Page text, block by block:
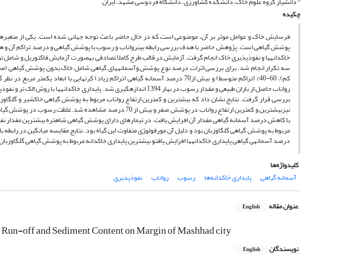
چکیده
فرسایش خاک و عوامل موثر بر آن، موضوعی است که در حال حاضر باعث توجه جهانی شده است. یکی از
پوشش گیاهی است. پژوهش حاضر با هدف بررسی رابطه بینرواناب و رسوب با پوشش گیاهی و درصد تراکم آن و
خاکدانه­ها و نفوذپذیری خاک انجام گرفت. آزمایش در قالب طرح کاملا تصادفی به­صورت آزمایش فاکتوریل و شامل
کم)، 60-40% (تراکم متوسط) و بیش از70 درصد آسمانه گیاهی (تراکم زیاد) کرت­هایی با ابعاد
رواناب حاصل از باران طبیعی و مقدار رسوب در بهار 1394 اندازه­گیری شد. پایداری
بررسی قرار گرفت. نتایج نشان داد که بیش­ترین و کم­ترین ارتفاع رواناب مربوط به پوشش گیاهی خاکشیر و
نیزبیش­ترین و کم­ترین ارتفاع رواناب در پوشش صفر و بیش از 70 درصد
با کاهش درصد آسمانه گیاهی مقدار آن افزایش یافت. در تیمارهای دارای پوشش گیاهی شاه­تره بیش­ترین مقدار
مربوط به پوشش گیاهی گل­گاوزبان بود و دلیل آن مورفولوژی متفاوت این گیاه بود. نتایج مقایسه میانگین در رابطه
درصد آسمانه­ی گیاهی پایداری خاکدانه­ها افزایش یافتو بیش­ترین پایداری خاکدانه مربوط به پوشش گیاهی
کلیدواژه‌ها
آسمانه گیاهی
پایداری خاکدانه‌ها رسوب رواناب نفوذپذیری
عنوان مقاله English
off and Sediment Content on Margin of Mashhad city
نویسندگان English